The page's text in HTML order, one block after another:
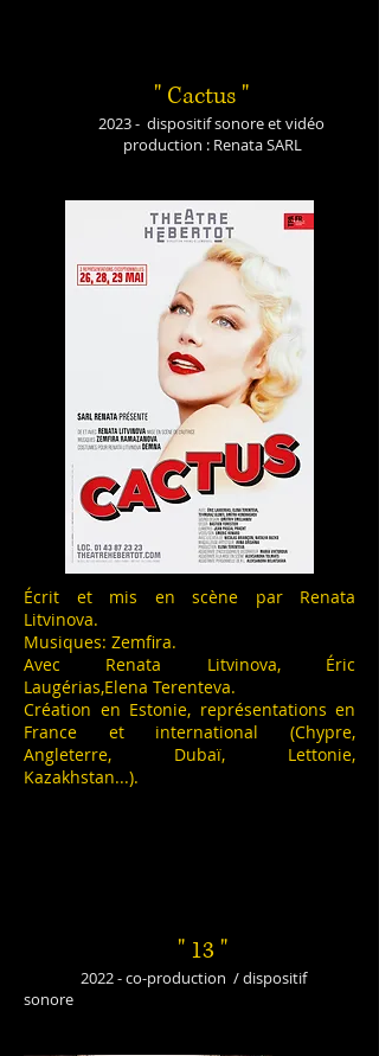
" Cactus "
2023 - dispositif sonore et vidéo
production : Renata SARL
Écrit et mis en scène par Renata
Litvinova.
Musiques: Zemfira.
Avec Renata Litvinova, Éric
Laugérias,Elena Terenteva.
Création en Estonie, représentations en
France et international (Chypre,
Angleterre, Dubaï, Lettonie,
Kazakhstan...).
" 13 "
2022 - co-production / dispositif
sonore